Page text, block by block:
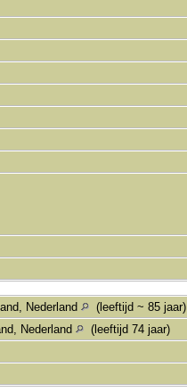
Nederland
(leeftijd ~ 85 jaar)
Nederland
(leeftijd 74 jaar)